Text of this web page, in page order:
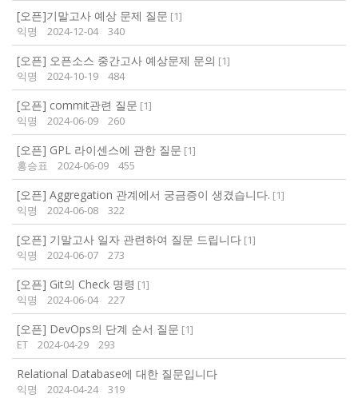
[오픈]기말고사 예상 문제 질문 [1]
익명
2024-12-04 340
[오픈] 오픈소스 중간고사 예상문제 문의 [1]
익명
2024-10-19 484
[오픈] commit관련 질문 [1]
익명
2024-06-09 260
[오픈] GPL 라이센스에 관한 질문 [1]
홍승표
2024-06-09 455
[오픈] Aggregation 관계에서 궁금증이 생겼습니다. [1]
익명
2024-06-08 322
[오픈] 기말고사 일자 관련하여 질문 드립니다 [1]
익명
2024-06-07 273
[오픈] Git의 Check 명령 [1]
익명
2024-06-04 227
[오픈] DevOps의 단계 순서 질문 [1]
ET
2024-04-29 293
Relational Database에 대한 질문입니다
익명 2024-04-24 319